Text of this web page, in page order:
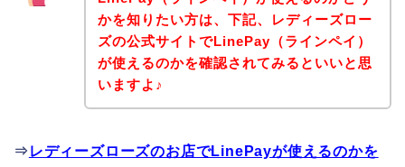
かを知りたい方は、下記、レディーズロー
ズの公式サイトでLinePay（ラインペイ）
が使えるのかを確認されてみるといいと思
いますよ♪
⇒ レディーズローズのお店でLinePayが使えるのかを